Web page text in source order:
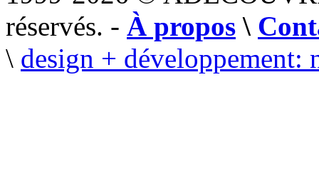
réservés. - À propos \
\ design + développement: